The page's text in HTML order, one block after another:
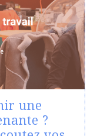
une
?